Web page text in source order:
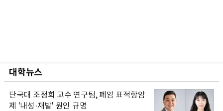
대학뉴스
단국대 조정희 교수 연구팀, 폐암 표적항암
제 '내성·재발' 원인 규명